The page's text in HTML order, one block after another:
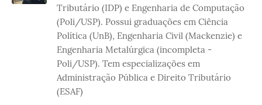
Tributário (IDP) e Engenharia de Computação
(Poli/USP). Possui graduações em Ciência
Política (UnB), Engenharia Civil (Mackenzie) e
Engenharia Metalúrgica (incompleta -
Poli/USP). Tem especializações em
Administração Pública e Direito Tributário
(ESAF)